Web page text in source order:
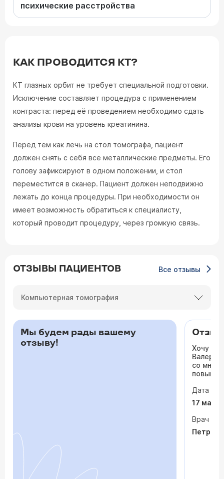
психические расстройства
КАК ПРОВОДИТСЯ КТ?
КТ глазных орбит не требует специальной подготовки.
Исключение составляет процедура с применением
контраста: перед её проведением необходимо сдать
анализы крови на уровень креатинина.
Перед тем как лечь на стол томографа, пациент
должен снять с себя все металлические предметы. Его
голову зафиксируют в одном положении, и стол
переместится в сканер. Пациент должен неподвижно
лежать до конца процедуры. При необходимости он
имеет возможность обратиться к специалисту,
который проводит процедуру, через громкую связь.
ОТЗЫВЫ ПАЦИЕНТОВ Все отзывы
Компьютерная томография
Мы будем рады вашему
отзыву!
Хочу
со мной
сердца.
раз
врачи
На
Дата
17 мая
Врач